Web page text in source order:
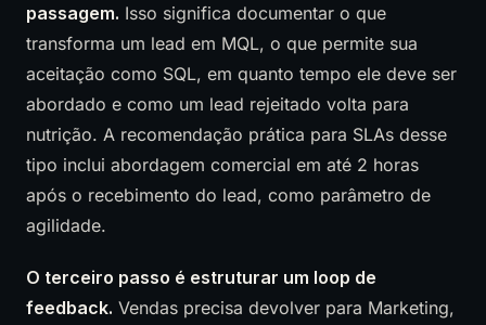
passagem. Isso significa documentar o que
transforma um lead em MQL, o que permite sua
aceitação como SQL, em quanto tempo ele deve ser
abordado e como um lead rejeitado volta para
nutrição. A recomendação prática para SLAs desse
tipo inclui abordagem comercial em até 2 horas
após o recebimento do lead, como parâmetro de
agilidade.
O terceiro passo é estruturar um loop de
feedback. Vendas precisa devolver para Marketing,